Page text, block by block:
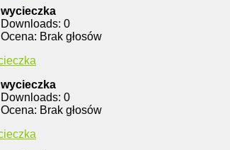
wycieczka
Downloads: 0
Ocena: Brak głosów
wycieczka
Downloads: 0
Ocena: Brak głosów